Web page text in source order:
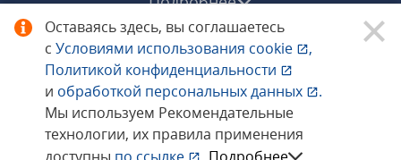
Оставаясь здесь, вы соглашаетесь
с Условиями использования cookie
,
Политикой конфиденциальности
и обработкой персональных данных
.
Мы используем Рекомендательные
технологии, их правила применения
© 1998−2026 «1С‑Рарус» ®. Все права
защищены.
Сообщить об ошибке